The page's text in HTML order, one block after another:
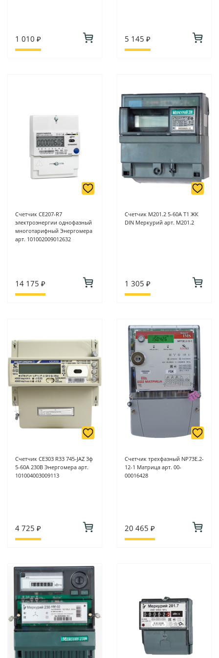
1 010 ₽ 5 145 ₽
Счетчик CE207-R7
электроэнергии однофазный
многотарифный Энергомера
арт. 101002009012632
14 175 ₽
Счетчик M201.2 5-60А Т1 ЖК
DIN Меркурий арт. M201.2
1 305 ₽
Счетчик CE303 R33 745-JАZ 3ф
5-60А 230В Энергомера арт.
101004003009113
4 725 ₽
Счетчик трехфазный NP73E.2-
12-1 Матрица арт. 00-
00016428
20 465 ₽